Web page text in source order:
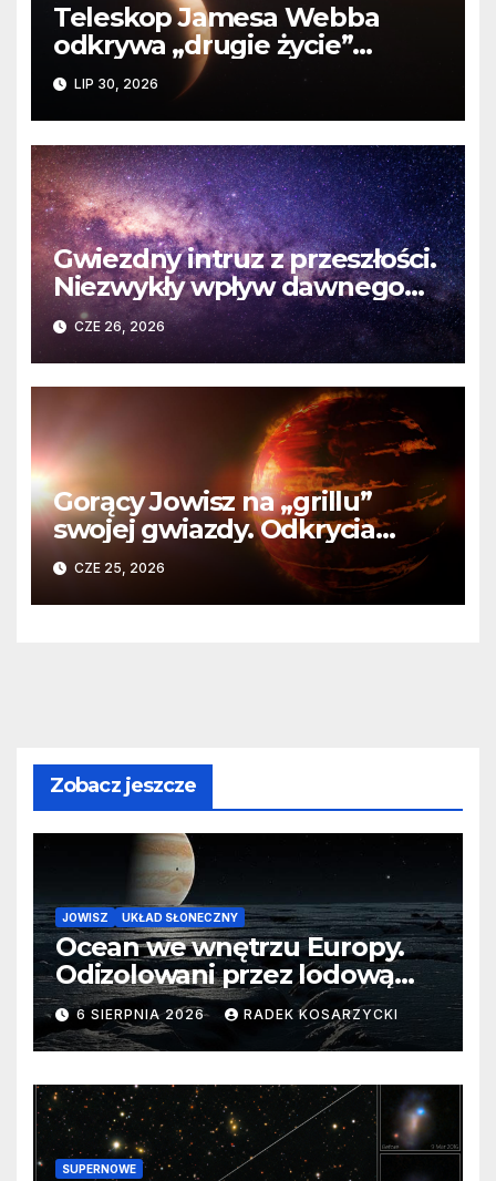
Teleskop Jamesa Webba
odkrywa „drugie życie”
planety krążącej wokół
martwej gwiazdy
LIP 30, 2026
Gwiezdny intruz z przeszłości.
Niezwykły wpływ dawnego
spotkania na komety Układu
Słonecznego
CZE 26, 2026
Gorący Jowisz na „grillu”
swojej gwiazdy. Odkrycia
Teleskopu Webba o HD
80606 b
CZE 25, 2026
Zobacz jeszcze
JOWISZ UKŁAD SŁONECZNY
Ocean we wnętrzu Europy.
Odizolowani przez lodową
barierę
6 SIERPNIA 2026 RADEK KOSARZYCKI
SUPERNOWE